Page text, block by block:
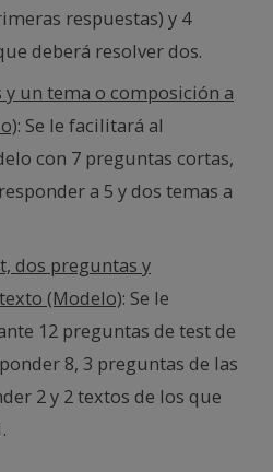
respuestas) y 4
deberá resolver dos.
un tema o composición a
: Se le facilitará al
con 7 preguntas cortas,
a 5 y dos temas a
dos preguntas y
(Modelo): Se le
12 preguntas de test de
8, 3 preguntas de las
2 y 2 textos de los que